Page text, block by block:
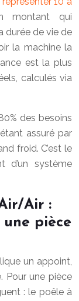
montant qui
durée de vie de
la machine la
est la plus
calculés via
des besoins
assuré par
froid. C’est le
d’un système
Air :
pièce
un appoint,
Pour une pièce
: le poêle à